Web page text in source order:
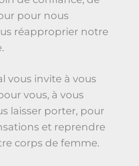
pour nous
réapproprier notre
vous invite à vous
vous, à vous
laisser porter, pour
et reprendre
corps de femme.